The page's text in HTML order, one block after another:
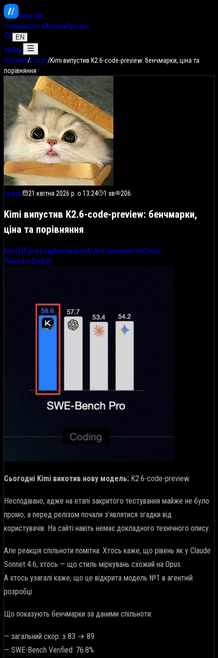
vibecode
ГоловнаСтаттіАвториПро нас
EN
Увійти
Головна/Статті/Kimi випустив K2.6-code-preview: бенчмарки, ціна та
порівняння
cpaua· 21 квітня 2026 р. о 13:24 1 хв 206
Kimi випустив K2.6-code-preview: бенчмарки,
ціна та порівняння
Kimi LLM для кодуБенчмаркиAI для програмістівClaude
Read in English
Сьогодні Kimi викотив нову модель: K2.6-code-preview.
Несподівано, адже на етапі закритого тестування майже не було
промо, а перед релізом почали з’являтися згадки від
користувачів. На сайті навіть немає докладного технічного опису.
Але реакція спільноти помітна. Хтось каже, що рівень як у Claude
Sonnet 4.6, хтось — що стиль міркувань схожий на Opus.
А хтось узагалі каже, що це відкрита модель №1 в агентній
розробці
Що показують бенчмарки за даними спільноти:
— загальний скор: з 83 → 89
— SWE-Bench Verified: 76.8%